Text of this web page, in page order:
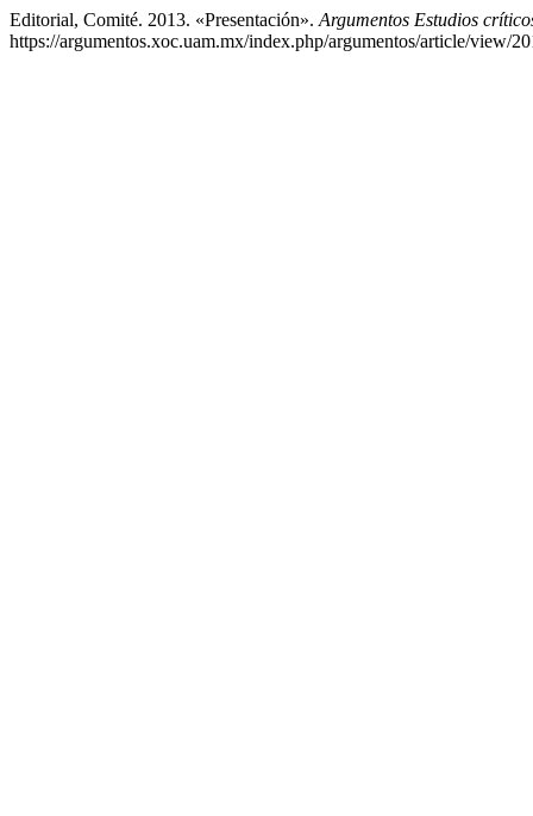
Editorial, Comité. 2013. «Presentación». Argumentos Estudios
https://argumentos.xoc.uam.mx/index.php/argumentos/article/view/